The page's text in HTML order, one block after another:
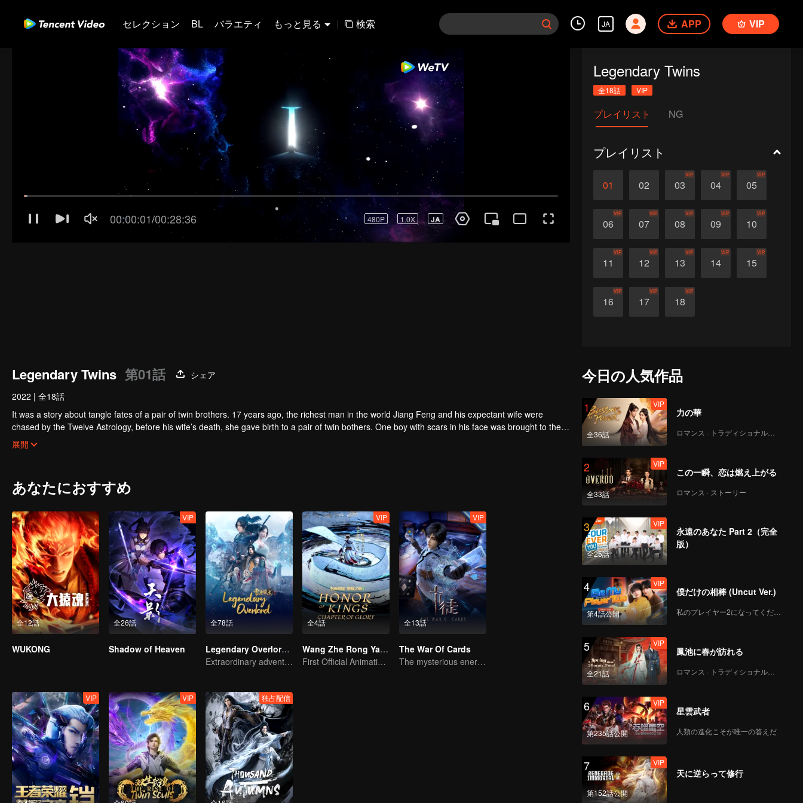
セレクション BL バラエティ もっと見る | 検索 JA APP VIP
Legendary Twins
全18話 VIP
プレイリスト NG
プレイリスト
01 02 03
VIP
04
VIP
05
VIP
06
VIP
07
VIP
08
VIP
09
VIP
10
VIP
11
VIP
12
VIP
13
VIP
14
VIP
15
VIP
16
VIP
17
VIP
18
VIP
Legendary Twins 第01話
シェア
2022 | 全18話
It was a story about tangle fates of a pair of twin brothers. 17 years ago, the richest man in the world Jiang Feng and his expectant wife were
chased by the Twelve Astrology, before his wife’s death, she gave birth to a pair of twin bothers. One boy with scars in his face was brought to the
Villains' Valley, the other boy was brought to the forbidden area in the Martial arts World, Palace Yihua.
After many years, the young man with scars in his face Jiang Xiaoyu was brought up by five evils in the Villains' Valley and wanted to be the first
villain in the world. Hua Wuque did good deeds and destroyed evil in the spirit of defending traditional moral principles.
展開
あなたにおすすめ
全12話
WUKONG
全26話
VIP
Shadow of Heaven
全78話
Legendary Overlord S2
Extraordinary adventure, a teenager reborn from adversity.
全4話
VIP
Wang Zhe Rong Yao Donghua
First Official Animation of Honor of Kings
全13話
VIP
The War Of Cards
The mysterious energy from cards caused a war, how did Chen Mu handle it?
VIP VIP 独占配信
今日の人気作品
1
全36話
VIP
力の華
ロマンス · トラディショナル・コスチューム
2
全33話
VIP
この一瞬、恋は燃え上がる
ロマンス · ストーリー
3
全25話
VIP
永遠のあなた Part 2（完全
版）
4
第4話公開
VIP
僕だけの相棒 (Uncut Ver.)
私のプレイヤー2になってください
5
全21話
VIP
鳳池に春が訪れる
ロマンス · トラディショナル・コスチューム
6
第235話公開
VIP
星雲武者
人類の進化こそが唯一の答えだ
7
第152話公開
VIP
天に逆らって修行